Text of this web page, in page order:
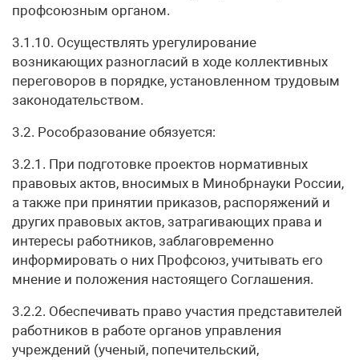
профсоюзным органом.
3.1.10. Осуществлять урегулирование
возникающих разногласий в ходе коллективных
переговоров в порядке, установленном трудовым
законодательством.
3.2. Рособразование обязуется:
3.2.1. При подготовке проектов нормативных
правовых актов, вносимых в Минобрнауки России,
а также при принятии приказов, распоряжений и
других правовых актов, затрагивающих права и
интересы работников, заблаговременно
информировать о них Профсоюз, учитывать его
мнение и положения настоящего Соглашения.
3.2.2. Обеспечивать право участия представителей
работников в работе органов управления
учреждений (ученый, попечительский,